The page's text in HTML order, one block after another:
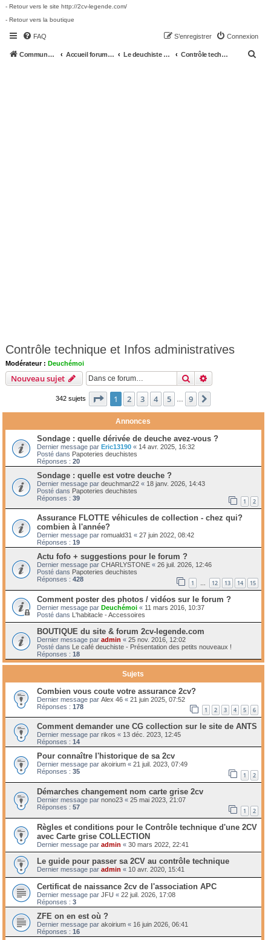
- Retour vers le site http://2cv-legende.com/
- Retour vers la boutique
FAQ Connexion
S’enregistrer
Communauté 2cv-legende.com Accueil forum 2cv-legende.com Le deuchiste et sa deuche Contrôle technique et Infos administratives
Contrôle technique et Infos administratives
Modérateur : Deuchémoi
Nouveau sujet Rechercher
342 sujets Page 1sur9
1 2 3 4 5 9
Annonces
Sondage : quelle dérivée de deuche avez-vous ?
Dernier message par Eric13190 « 14 avr. 2025, 16:32
Posté dans Papoteries deuchistes
Réponses : 20
Sondage : quelle est votre deuche ?
Dernier message par deuchman22 « 18 janv. 2026, 14:43
Posté dans Papoteries deuchistes
Réponses : 39 1 2
Assurance FLOTTE véhicules de collection - chez qui?
combien à l'année?
Dernier message par romuald31 « 27 juin 2022, 08:42
Réponses : 19
Actu fofo + suggestions pour le forum ?
Dernier message par CHARLYSTONE « 26 juil. 2026, 12:46
Posté dans Papoteries deuchistes
Réponses : 428 1 … 12 13 14 15
Comment poster des photos / vidéos sur le forum ?
Dernier message par Deuchémoi « 11 mars 2016, 10:37
Posté dans L'habitacle - Accessoires
BOUTIQUE du site & forum 2cv-legende.com
Dernier message par admin « 25 nov. 2016, 12:02
Posté dans Le café deuchiste - Présentation des petits nouveaux !
Réponses : 18
Sujets
Combien vous coute votre assurance 2cv?
Dernier message par Alex 46 « 21 juin 2025, 07:52
Réponses : 178 1 2 3 4 5 6
Comment demander une CG collection sur le site de ANTS
Dernier message par rikos « 13 déc. 2023, 12:45
Réponses : 14
Pour connaître l'historique de sa 2cv
Dernier message par akoirium « 21 juil. 2023, 07:49
Réponses : 35 1 2
Démarches changement nom carte grise 2cv
Dernier message par nono23 « 25 mai 2023, 21:07
Réponses : 57 1 2
Règles et conditions pour le Contrôle technique d'une 2CV
avec Carte grise COLLECTION
Dernier message par admin « 30 mars 2022, 22:41
Le guide pour passer sa 2CV au contrôle technique
Dernier message par admin « 10 avr. 2020, 15:41
Certificat de naissance 2cv de l'association APC
Dernier message par JFU « 22 juil. 2026, 17:08
Réponses : 3
ZFE on en est où ?
Dernier message par akoirium « 16 juin 2026, 06:41
Réponses : 16